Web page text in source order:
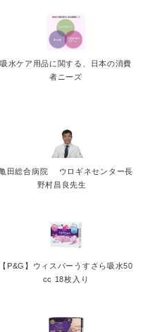
吸水ケア用品に関する、日本の消費
者ニーズ
田総合病院 ウロギネセンター長
野村昌良先生
【P&G】ウィスパーうすさら吸水50
cc 18枚入り